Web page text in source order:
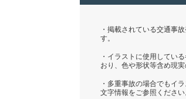
・掲載されている交通事
す。
・イラストに使用してい
おり、色や形状等含め現
・多重事故の場合でもイ
文字情報をご参照ください